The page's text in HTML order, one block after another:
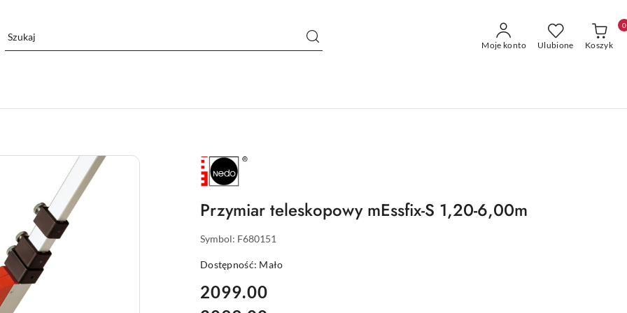
Moje konto Ulubione Koszyk
0
NAZWA
PRODUCENTA:
NEDO
Przymiar teleskopowy mEssfix-S 1,20-6,00m
Symbol: F680151
Dostępność: Mało
cena:
2099.00